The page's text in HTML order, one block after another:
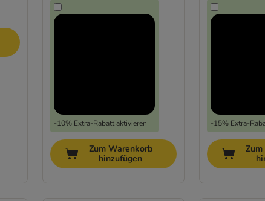
-10% Extra-Rabatt aktivieren
Zum Warenkorb
hinzufügen
-15% Extra-